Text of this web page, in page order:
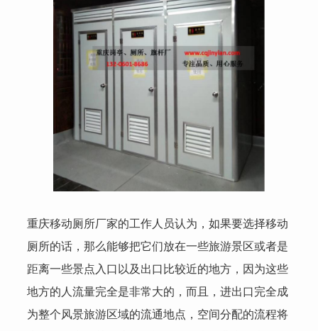
重庆移动厕所厂家的工作人员认为，如果要选择移动
厕所的话，那么能够把它们放在一些旅游景区或者是
距离一些景点入口以及出口比较近的地方，因为这些
地方的人流量完全是非常大的，而且，进出口完全成
为整个风景旅游区域的流通地点，空间分配的流程将